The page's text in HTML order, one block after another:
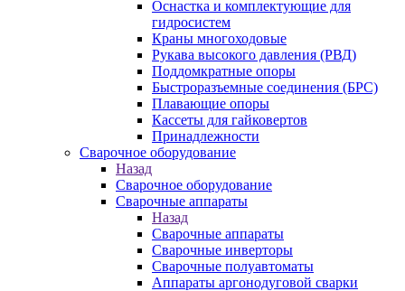
Оснастка и комплектующие для
гидросистем
Краны многоходовые
Рукава высокого давления (РВД)
Поддомкратные опоры
Быстроразъемные соединения (БРС)
Плавающие опоры
Кассеты для гайковертов
Принадлежности
Сварочное оборудование
Назад
Сварочное оборудование
Сварочные аппараты
Назад
Сварочные аппараты
Сварочные инверторы
Сварочные полуавтоматы
Аппараты аргонодуговой сварки